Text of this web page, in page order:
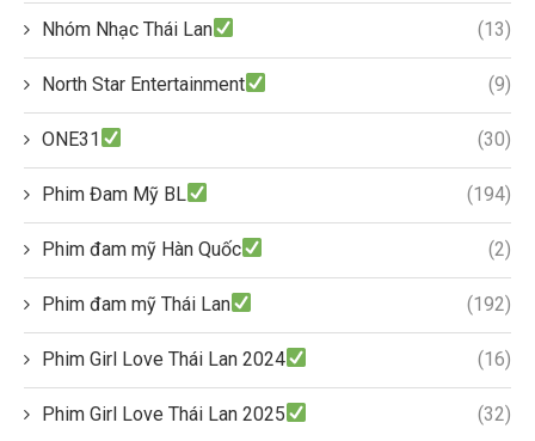
Nhóm Nhạc Thái Lan (13)
North Star Entertainment (9)
ONE31 (30)
Phim Đam Mỹ BL (194)
Phim đam mỹ Hàn Quốc (2)
Phim đam mỹ Thái Lan (192)
Phim Girl Love Thái Lan 2024 (16)
Phim Girl Love Thái Lan 2025 (32)